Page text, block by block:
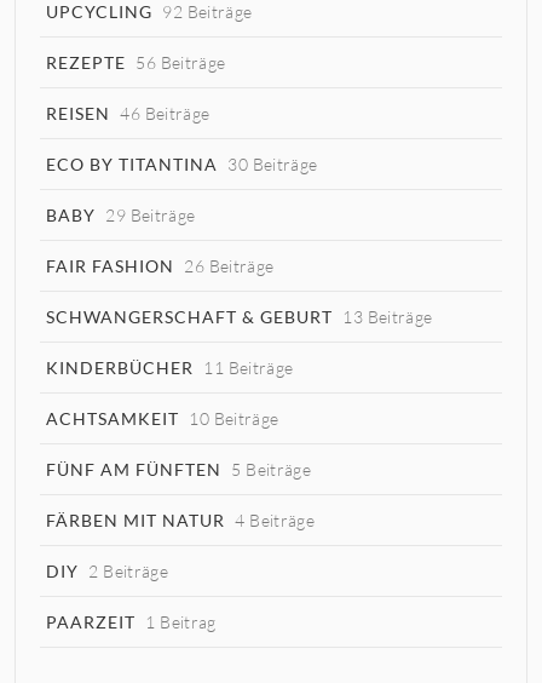
UPCYCLING 92 Beiträge
REZEPTE 56 Beiträge
REISEN 46 Beiträge
ECO BY TITANTINA 30 Beiträge
BABY 29 Beiträge
FAIR FASHION 26 Beiträge
SCHWANGERSCHAFT & GEBURT 13 Beiträge
KINDERBÜCHER 11 Beiträge
ACHTSAMKEIT 10 Beiträge
FÜNF AM FÜNFTEN 5 Beiträge
FÄRBEN MIT NATUR 4 Beiträge
DIY 2 Beiträge
PAARZEIT 1 Beitrag